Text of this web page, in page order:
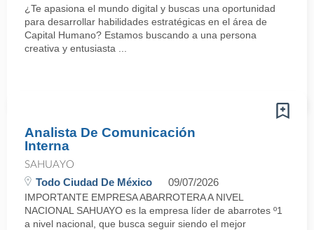
¿Te apasiona el mundo digital y buscas una oportunidad
para desarrollar habilidades estratégicas en el área de
Capital Humano? Estamos buscando a una persona
creativa y entusiasta ...
Analista De Comunicación
Interna
SAHUAYO
Todo Ciudad De México 09/07/2026
IMPORTANTE EMPRESA ABARROTERA A NIVEL
NACIONAL SAHUAYO es la empresa líder de abarrotes º1
a nivel nacional, que busca seguir siendo el mejor